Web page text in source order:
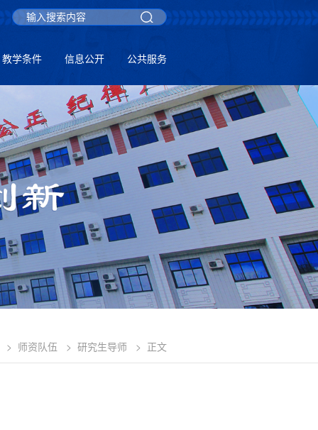
教学条件 信息公开 公共服务
师资队伍 >研究生导师 > 正文